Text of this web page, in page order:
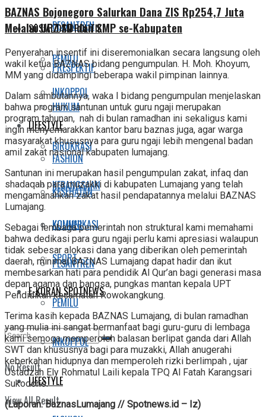
PESANTREN
PEMILU
INKOPPOL
LIFESTYLE
FASHION
KESEHATAN
KULINER
SPORT
E-KORAN SPOTNEWS
No Result
View All Result
SOSIAL DAN POLITIK
PRESPEKTIF
HUKUM
BIROKRASI
KEBANGSAAN
KOMUNIKASI
PESANTREN
PEMILU
INKOPPOL
LIFESTYLE
BAZNAS Bojonegoro Salurkan Dana ZIS Rp254,7 Juta
Melalui UPZ SD dan SMP se-Kabupaten
Penyerahan insentif ini diseremonialkan secara langsung oleh
wakil ketua BAZNAS bidang pengumpulan. H. Moh. Khoyum,
MM yang didampingi beberapa wakil pimpinan lainnya.
Dalam sambutannya, waka I bidang pengumpulan menjelaskan
bahwa program santunan untuk guru ngaji merupakan
program tahunan, nah di bulan ramadhan ini sekaligus kami
ingin menyemarakkan kantor baru baznas juga, agar warga
masyarakat khususnya para guru ngaji lebih mengenal badan
amil zakat nasional kabupaten lumajang.
Santunan ini merupakan hasil pengumpulan zakat, infaq dan
shadaqah para muzakki di kabupaten Lumajang yang telah
mengamanahkan zakat hasil pendapatannya melalui BAZNAS
Lumajang.
Sebagai lembaga pemerintah non struktural kami memahami
bahwa dedikasi para guru ngaji perlu kami apresiasi walaupun
tidak sebesar alokasi dana yang diberikan oleh pemerintah
daerah, minimal BAZNAS Lumajang dapat hadir dan ikut
membesarkan hati para pendidik Al Qur’an bagi generasi masa
depan agama dan bangsa, pungkas mantan kepala UPT
Pendidikan kecamatan Rowokangkung.
Terima kasih kepada BAZNAS Lumajang, di bulan ramadhan
yang mulia ini sangat bermanfaat bagi guru-guru di lembaga
kami semoga memperoleh balasan berlipat ganda dari Allah
SWT dan khususnya bagi para muzakki, Allah anugerahi
keberkahan hidupnya dan memperoleh rizki berlimpah , ujar
Ustadzah Ely Rohmatul Laili kepala TPQ Al Fatah Karangsari
Sukodono.
(Laporan: BaznasLumajang // Spotnews.id – Iz)